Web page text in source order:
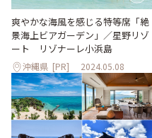
爽やかな海⾵を感じる特等席「絶
景海上ビアガーデン」／星野リゾ
ート リゾナーレ⼩浜島
沖縄県 [PR] 2024.05.08